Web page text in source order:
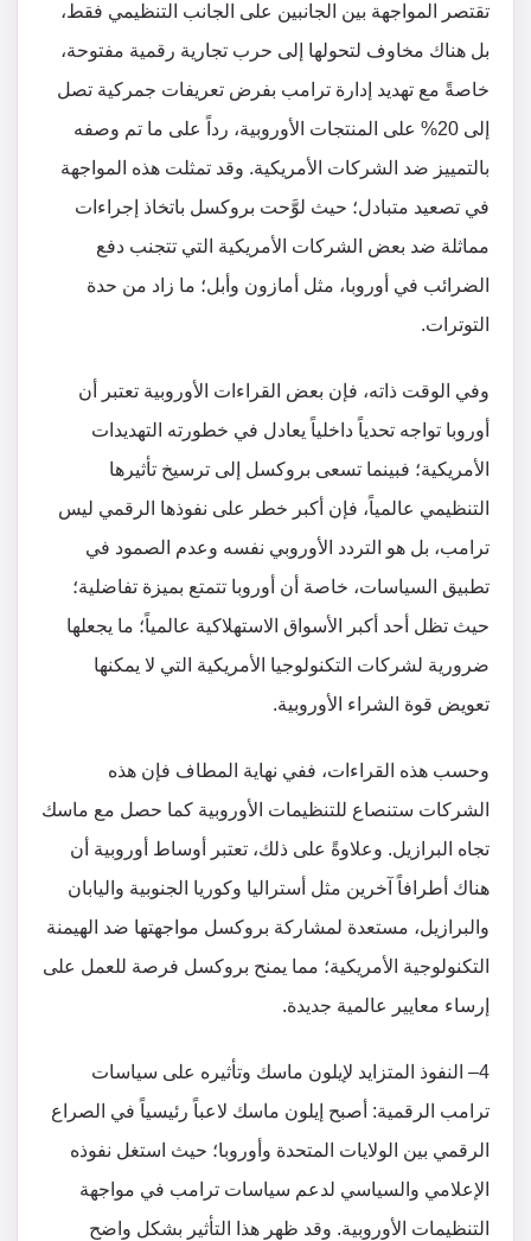
تقتصر المواجهة بين الجانبين على الجانب التنظيمي فقط،
بل هناك مخاوف لتحولها إلى حرب تجارية رقمية مفتوحة،
خاصةً مع تهديد إدارة ترامب بفرض تعريفات جمركية تصل
إلى 20% على المنتجات الأوروبية، رداً على ما تم وصفه
بالتمييز ضد الشركات الأمريكية​. وقد تمثلت هذه المواجهة
في تصعيد متبادل؛ حيث لوَّحت بروكسل باتخاذ إجراءات
مماثلة ضد بعض الشركات الأمريكية التي تتجنب دفع
الضرائب في أوروبا، مثل أمازون وأبل؛ ما زاد من حدة
التوترات.
وفي الوقت ذاته، فإن بعض القراءات الأوروبية تعتبر أن
أوروبا تواجه تحدياً داخلياً يعادل في خطورته التهديدات
الأمريكية؛ فبينما تسعى بروكسل إلى ترسيخ تأثيرها
التنظيمي عالمياً، فإن أكبر خطر على نفوذها الرقمي ليس
ترامب، بل هو التردد الأوروبي نفسه​ وعدم الصمود في
تطبيق السياسات، خاصة أن أوروبا تتمتع بميزة تفاضلية؛
حيث تظل أحد أكبر الأسواق الاستهلاكية عالمياً؛ ما يجعلها
ضرورية لشركات التكنولوجيا الأمريكية التي لا يمكنها
تعويض قوة الشراء الأوروبية.
وحسب هذه القراءات، ففي نهاية المطاف فإن هذه
الشركات ستنصاع للتنظيمات الأوروبية كما حصل مع ماسك
تجاه البرازيل. وعلاوةً على ذلك، تعتبر أوساط أوروبية أن
هناك أطرافاً آخرين مثل أستراليا وكوريا الجنوبية واليابان
والبرازيل، مستعدة لمشاركة بروكسل مواجهتها ضد الهيمنة
التكنولوجية الأمريكية؛ مما يمنح بروكسل فرصة للعمل على
إرساء معايير عالمية جديدة.
4– النفوذ المتزايد لإيلون ماسك وتأثيره على سياسات
ترامب الرقمية: أصبح إيلون ماسك لاعباً رئيسياً في الصراع
الرقمي بين الولايات المتحدة وأوروبا؛ حيث استغل نفوذه
الإعلامي والسياسي لدعم سياسات ترامب في مواجهة
التنظيمات الأوروبية. وقد ظهر هذا التأثير بشكل واضح